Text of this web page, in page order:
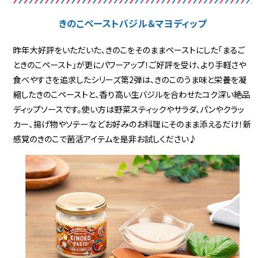
きのこペーストバジル＆マヨディップ
昨年大好評をいただいた、きのこをそのままペーストにした「まるご
ときのこペースト」が更にパワーアップ！ご好評を受け、より手軽さや
食べやすさを追求したシリーズ第2弾は、きのこのうま味と栄養を凝
縮したきのこペーストと、香り高い生バジルを合わせたコク深い絶品
ディップソースです。使い方は野菜スティックやサラダ、パンやクラッ
カー、揚げ物やソテーなどお好みのお料理にそのまま添えるだけ！新
感覚のきのこで菌活アイテムを是非お試しください♪